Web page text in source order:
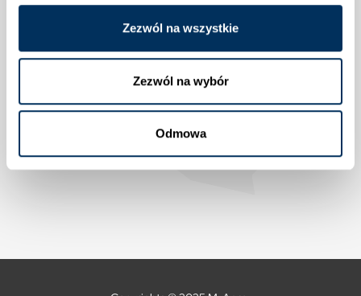
Zezwól na wszystkie
Zezwól na wybór
Odmowa